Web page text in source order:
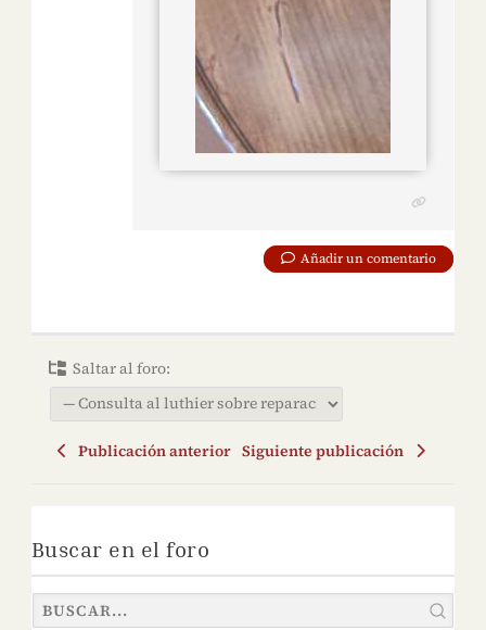
Añadir un comentario
Saltar al foro:
Publicación anterior Siguiente publicación
Buscar en el foro